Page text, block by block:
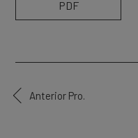
PDF
Anterior Pro.